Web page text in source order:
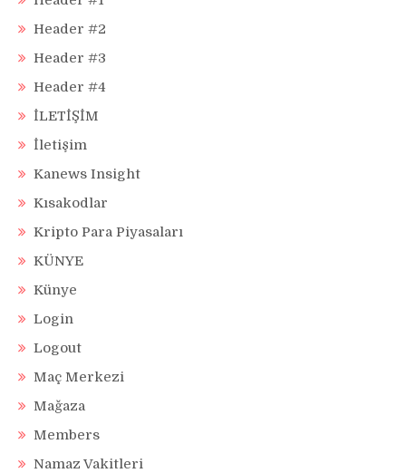
Header #2
Header #3
Header #4
İLETİŞİM
İletişim
Kanews Insight
Kısakodlar
Kripto Para Piyasaları
KÜNYE
Künye
Login
Logout
Maç Merkezi
Mağaza
Members
Namaz Vakitleri